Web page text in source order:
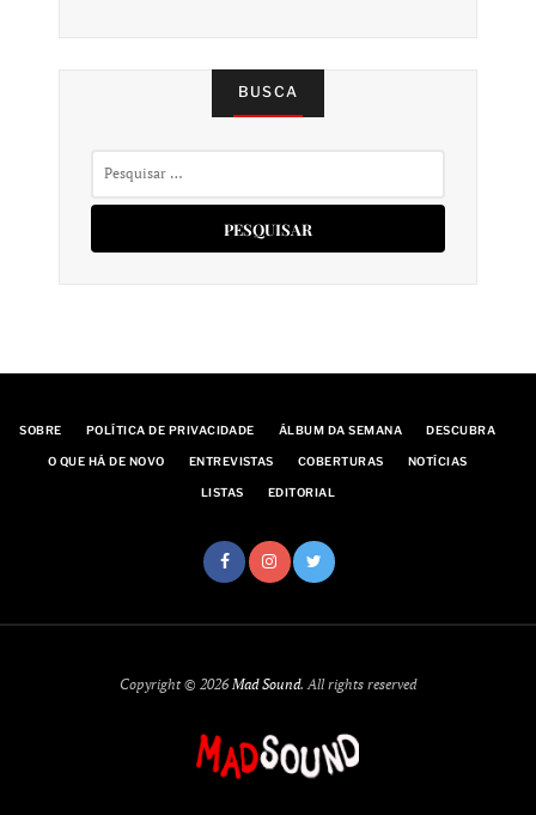
BUSCA
SOBRE POLÍTICA DE PRIVACIDADE ÁLBUM DA SEMANA DESCUBRA
O QUE HÁ DE NOVO ENTREVISTAS COBERTURAS NOTÍCIAS
LISTAS EDITORIAL
Copyright © 2026Mad Sound. All rights reserved